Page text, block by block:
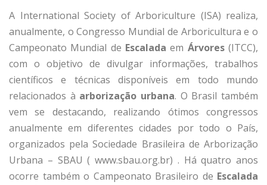
A International Society of Arboriculture (ISA) realiza,
anualmente, o Congresso Mundial de Arboricultura e o
Campeonato Mundial de Escaladaem Árvores(ITCC),
com o objetivo de divulgar informações, trabalhos
científicos e técnicas disponíveis em todo mundo
relacionados à arborização urbana. O Brasil também
vem se destacando, realizando ótimos congressos
anualmente em diferentes cidades por todo o País,
organizados pela Sociedade Brasileira de Arborização
Urbana – SBAU ( www.sbau.org.br) . Há quatro anos
ocorre também o Campeonato Brasileiro de Escalada